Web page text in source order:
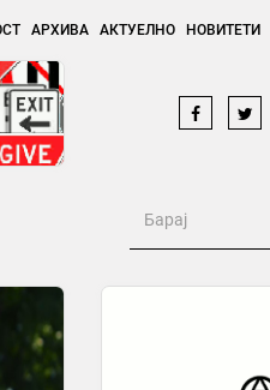
АРХИВА АКТУЕЛНО НОВИТЕТИ